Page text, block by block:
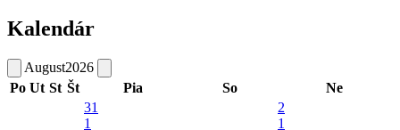
Kalendár
August2026
Po Ut St Št Pia So Ne
31
1
2
1